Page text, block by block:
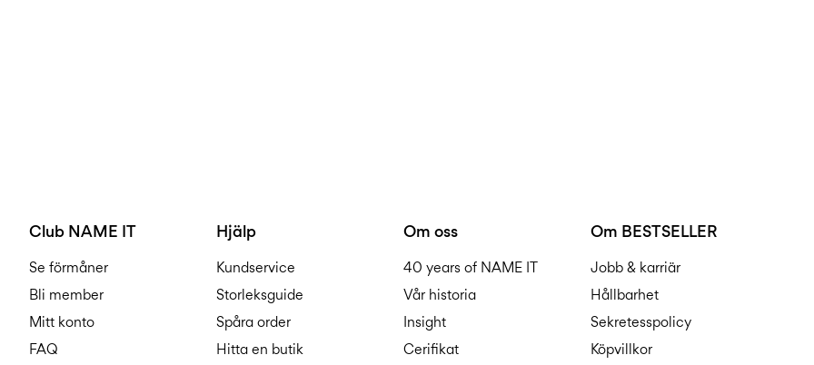
Club NAME IT
Se förmåner
Bli member
Mitt konto
FAQ
Hjälp
Kundservice
Storleksguide
Spåra order
Hitta en butik
Om oss
40 years of NAME IT
Vår historia
Insight
Cerifikat
Om BESTSELLER
Jobb & karriär
Hållbarhet
Sekretesspolicy
Köpvillkor